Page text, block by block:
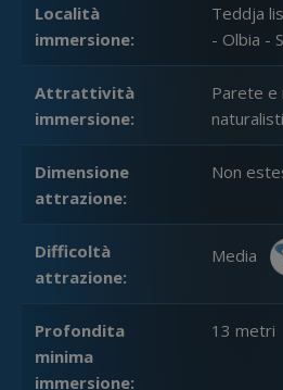
Località
immersione:
Teddja
- Olbia -
Attrattività
immersione:
Parete e
Dimensione
attrazione:
Non
Difficoltà
attrazione:
Media
Profondita
minima
immersione:
13 metri